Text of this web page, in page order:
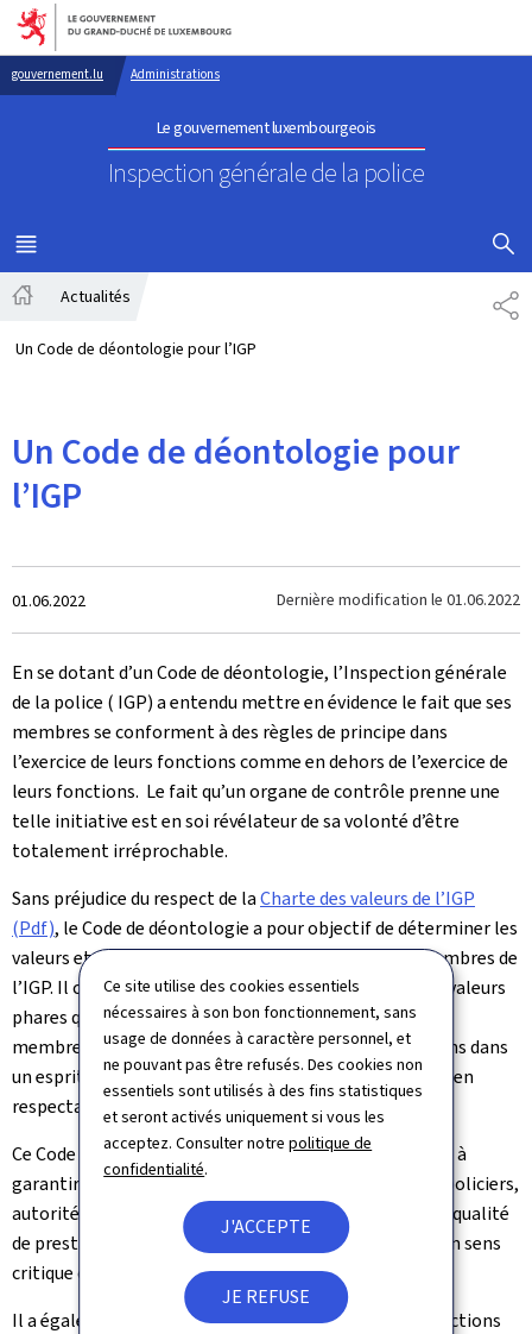
Ce site utilise des cookies essentiels
nécessaires à son bon fonctionnement, sans
usage de données à caractère personnel, et
ne pouvant pas être refusés. Des cookies non
essentiels sont utilisés à des fins statistiques
et seront activés uniquement si vous les
acceptez. Consulter notrepolitique de
confidentialité.
J'ACCEPTE
JE REFUSE
Aller au menu principal
Aller au contenu
gouvernement.lu Administrations
Le gouvernement luxembourgeois
Inspection générale de la police
MENU
PRINCIPAL
Actualités
Un Code de déontologie pour l’IGP
Un Code de déontologie pour
l’IGP
Crée
le
01.06.2022 Dernière modification le 01.06.2022
En se dotant d’un Code de déontologie, l’Inspection générale
de la police ( IGP) a entendu mettre en évidence le fait que ses
membres se conforment à des règles de principe dans
l’exercice de leurs fonctions comme en dehors de l’exercice de
leurs fonctions. Le fait qu’un organe de contrôle prenne une
telle initiative est en soi révélateur de sa volonté d’être
totalement irréprochable.
Sans préjudice du respect de laCharte des valeurs de l’IGP
(Pdf), le Code de déontologie a pour objectif de déterminer les
valeurs et normes essentielles à respecter par les membres de
l’IGP. Il contient un ensemble de règles basées sur les valeurs
phares que sont la légalité, la probité et la qualité. Les
membres de l’IGP sont tenus d’accomplir leurs missions dans
un esprit d’intégrité, d’impartialité et d’indépendance en
respectant ces valeurs.
Ce Code de déontologie est avant tout un outil destiné à
garantir à tous les interlocuteurs externes (citoyens, policiers,
autorités judiciaires, ministère de tutelle) de l’IGP une qualité
de prestation fondée sur le respect de l’Autre et avec un sens
critique constructif et exacerbé.
Il a également une portée interne. Alors que les interactions